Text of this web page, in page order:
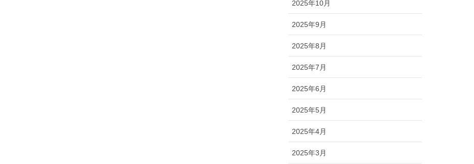
2025年10月
2025年9月
2025年8月
2025年7月
2025年6月
2025年5月
2025年4月
2025年3月